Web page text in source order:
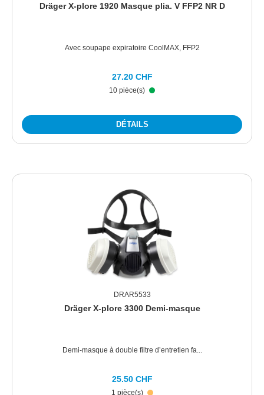
Dräger X-plore 1920 Masque plia. V FFP2 NR D
Avec soupape expiratoire CoolMAX, FFP2
10 pièce(s)
27.20 CHF
DÉTAILS
DRAR5533
Dräger X-plore 3300 Demi-masque
Demi-masque à double filtre d’entretien fa...
1 pièce(s)
25.50 CHF